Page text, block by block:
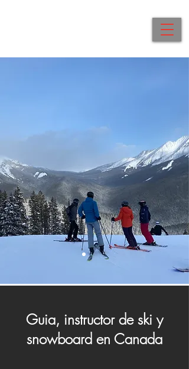
Guia, instructor de ski y
snowboard en Canada